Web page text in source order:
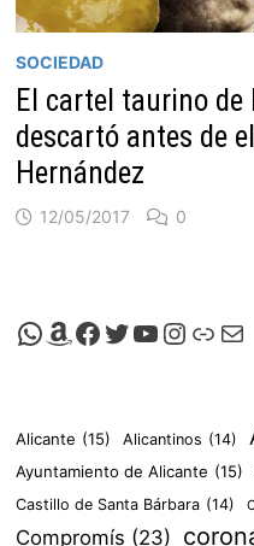
SOCIEDAD
El cartel taurino de
descartó antes de
Hernández
12/05/2017 0
Canal de Whatsapp de Viscalacant
Comprar en Amazon
Facebook de Viscalacant
Twitter de Viscalacant
Canal de Youtube de
Instagram de
Alicante (15) Alicantinos (14)
Ayuntamiento de Alicante (15)
Castillo de Santa Bárbara (14)
Compromís (23)